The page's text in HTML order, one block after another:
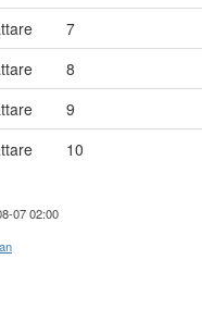
7
8
9
10
07 02:00